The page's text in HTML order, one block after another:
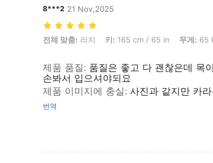
8***2 21 Nov,2025
전체 맞춤: 라지, 키: 165 cm / 65 in, 무게: 65 kg /
전체 맞춤: 라지 키: 165 cm / 65 in 무게: 65
제품 품질: 품질은 좋고 다 괜찮은데 목
손봐서 입으셔야되요
제품 이미지에 충실: 사진과 같지만 카
번역